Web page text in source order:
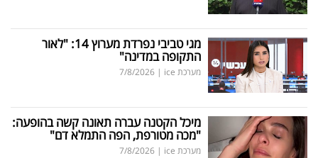
מגי טביבי נפרדת מערוץ 14: "לאור
התקופה במדינה"
מערכת ice |
7/8/2026
מיכל הקטנה עברה תאונה קשה בהופעה:
"מכה מטורפת, הפה התמלא דם"
מערכת ice |
7/8/2026